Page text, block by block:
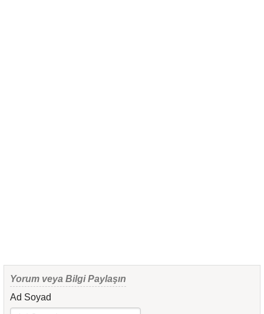
Yorum veya Bilgi Paylaşın
Ad Soyad